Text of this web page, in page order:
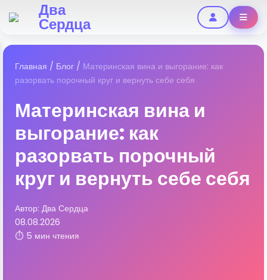
Два
Сердца
Главная / Блог / Материнская вина и выгорание: как
разорвать порочный круг и вернуть себе себя
Материнская вина и
выгорание: как
разорвать порочный
круг и вернуть себе себя
Автор: Два Сердца
08.08.2026
⏱ 5 мин чтения